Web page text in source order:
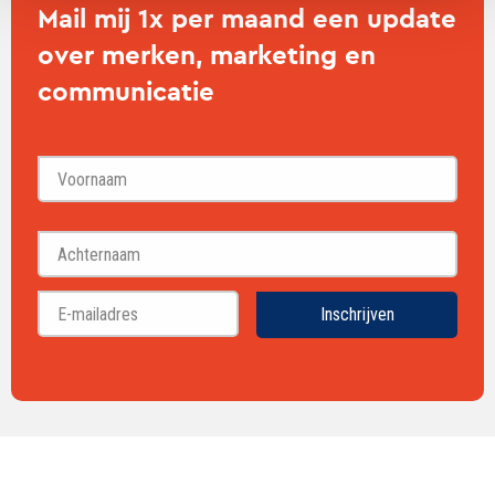
Mail mij 1x per maand een update
over merken, marketing en
communicatie
Voornaam
Inschrijven